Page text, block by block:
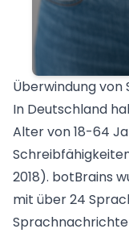
Überwindung
In Deutschland
Alter von 18-64
2018). botBrains
mit über 24